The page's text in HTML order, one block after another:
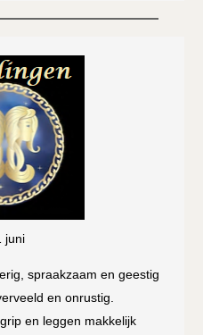
juni
spraakzaam en geestig
en onrustig.
en leggen makkelijk